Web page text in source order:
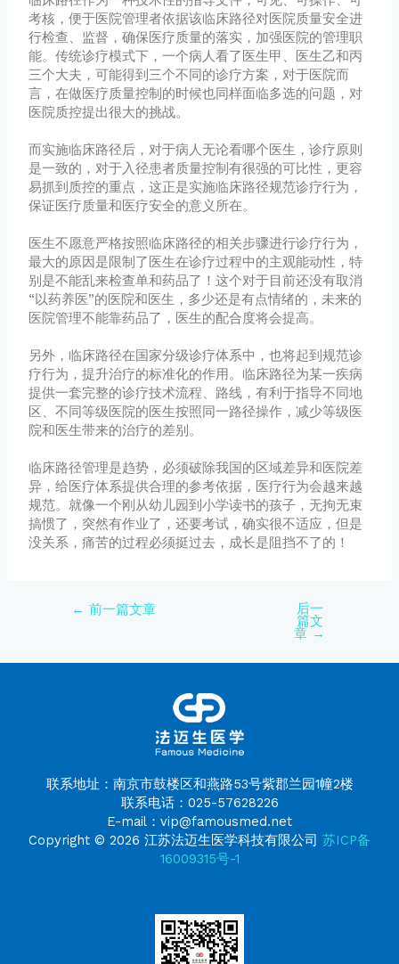
考核，便于医院管理者依据该临床路径对医院质量安全进
行检查、监督，确保医疗质量的落实，加强医院的管理职
能。传统诊疗模式下，一个病人看了医生甲、医生乙和丙
三个大夫，可能得到三个不同的诊疗方案，对于医院而
言，在做医疗质量控制的时候也同样面临多选的问题，对
医院质控提出很大的挑战。
而实施临床路径后，对于病人无论看哪个医生，诊疗原则
是一致的，对于入径患者质量控制有很强的可比性，更容
易抓到质控的重点，这正是实施临床路径规范诊疗行为，
保证医疗质量和医疗安全的意义所在。
医生不愿意严格按照临床路径的相关步骤进行诊疗行为，
最大的原因是限制了医生在诊疗过程中的主观能动性，特
别是不能乱来检查单和药品了！这个对于目前还没有取消
“以药养医”的医院和医生，多少还是有点情绪的，未来的
医院管理不能靠药品了，医生的配合度将会提高。
另外，临床路径在国家分级诊疗体系中，也将起到规范诊
疗行为，提升治疗的标准化的作用。临床路径为某一疾病
提供一套完整的诊疗技术流程、路线，有利于指导不同地
区、不同等级医院的医生按照同一路径操作，减少等级医
院和医生带来的治疗的差别。
临床路径管理是趋势，必须破除我国的区域差异和医院差
异，给医疗体系提供合理的参考依据，医疗行为会越来越
规范。就像一个刚从幼儿园到小学读书的孩子，无拘无束
搞惯了，突然有作业了，还要考试，确实很不适应，但是
没关系，痛苦的过程必须挺过去，成长是阻挡不了的！
← 前一篇文章 后一
篇文
章 →
联系地址：南京市鼓楼区和燕路53号紫郡兰园1幢2楼
联系电话：025-57628226
E-mail：vip@famousmed.net
Copyright © 2026 江苏法迈生医学科技有限公司 苏ICP备
16009315号-1